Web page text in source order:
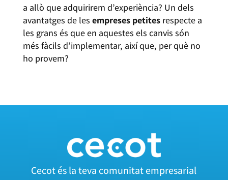
a allò que adquirirem d’experiència? Un dels
avantatges de les empreses petitesrespecte a
les grans és que en aquestes els canvis són
més fàcils d’implementar, així que, per què no
ho provem?
Cecot és la teva comunitat empresarial